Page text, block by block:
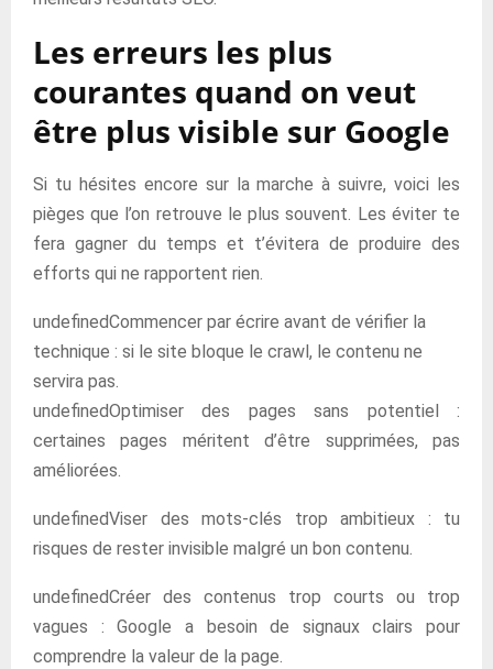
Les erreurs les plus
courantes quand on veut
être plus visible sur Google
Si tu hésites encore sur la marche à suivre, voici les
pièges que l’on retrouve le plus souvent. Les éviter te
fera gagner du temps et t’évitera de produire des
efforts qui ne rapportent rien.
undefinedCommencer par écrire avant de vérifier la
technique : si le site bloque le crawl, le contenu ne
servira pas.
undefinedOptimiser des pages sans potentiel :
certaines pages méritent d’être supprimées, pas
améliorées.
undefinedViser des mots-clés trop ambitieux : tu
risques de rester invisible malgré un bon contenu.
undefinedCréer des contenus trop courts ou trop
vagues : Google a besoin de signaux clairs pour
comprendre la valeur de la page.